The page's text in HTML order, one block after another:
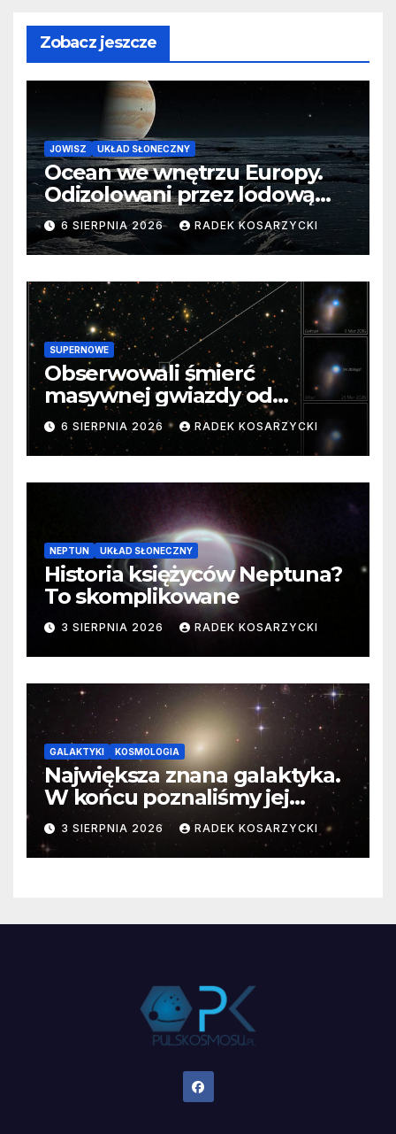
Zobacz jeszcze
JOWISZ UKŁAD SŁONECZNY
Ocean we wnętrzu Europy.
Odizolowani przez lodową
barierę
6 SIERPNIA 2026 RADEK KOSARZYCKI
SUPERNOWE
Obserwowali śmierć
masywnej gwiazdy od
samego początku. Niezwykle
cenne dane
6 SIERPNIA 2026 RADEK KOSARZYCKI
NEPTUN UKŁAD SŁONECZNY
Historia księżyców Neptuna?
To skomplikowane
3 SIERPNIA 2026 RADEK KOSARZYCKI
GALAKTYKI KOSMOLOGIA
Największa znana galaktyka.
W końcu poznaliśmy jej
faktyczne wymiary
3 SIERPNIA 2026 RADEK KOSARZYCKI